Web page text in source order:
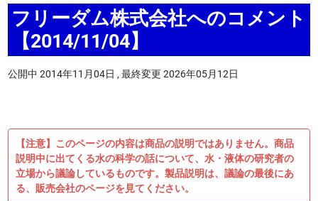
フリーダム株式会社へのコメント
【2014/11/04】
公開中 2014年11月04日 ,最終変更 2026年05月12日
【注意】このページの内容は商品の説明ではありません。商品
説明中に出てくる水の科学の話について、水・液体の研究者の
立場から議論しているものです。製品説明は、議論の最後にあ
る、販売会社のページを見てください。